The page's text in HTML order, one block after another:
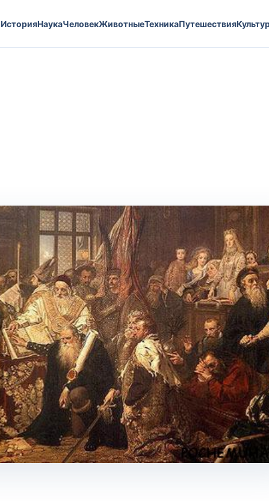
ИсторияНаукаЧеловекЖивотныеТехникаПутешествия